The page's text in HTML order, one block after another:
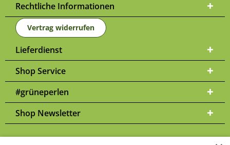
Rechtliche Informationen
Vertrag widerrufen
Lieferdienst
Shop Service
#grüneperlen
Shop Newsletter